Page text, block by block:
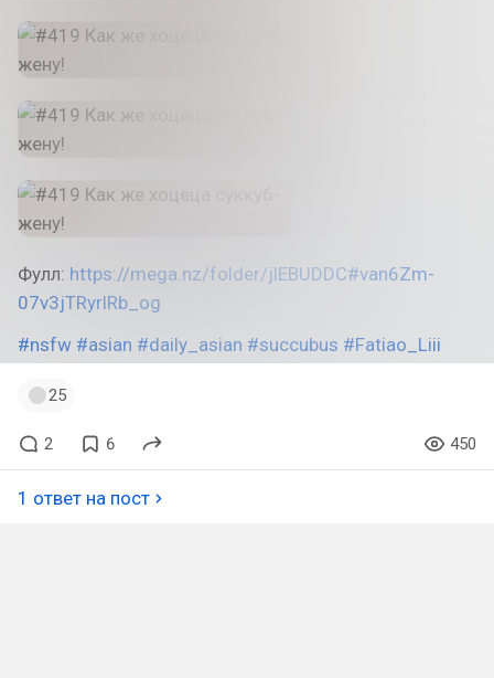
Фулл: https://mega.nz/folder/jlEBUDDC#van6Zm-
07v3jTRyrlRb_og
#nsfw #asian #daily_asian #succubus #Fatiao_Liii
25
2 6 450
1 ответ на пост